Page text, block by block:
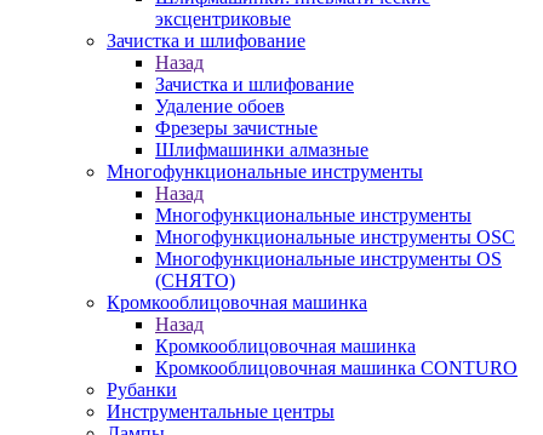
эксцентриковые
Зачистка и шлифование
Назад
Зачистка и шлифование
Удаление обоев
Фрезеры зачистные
Шлифмашинки алмазные
Многофункциональные инструменты
Назад
Многофункциональные инструменты
Многофункциональные инструменты OSC
Многофункциональные инструменты OS
(СНЯТО)
Кромкооблицовочная машинка
Назад
Кромкооблицовочная машинка
Кромкооблицовочная машинка CONTURO
Рубанки
Инструментальные центры